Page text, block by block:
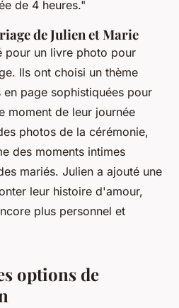
de 4 heures."
de Julien et Marie
pour un livre photo pour
Ils ont choisi un thème
page sophistiquées pour
moment de leur journée
photos de la cérémonie,
des moments intimes
mariés. Julien a ajouté une
leur histoire d'amour,
plus personnel et
options de